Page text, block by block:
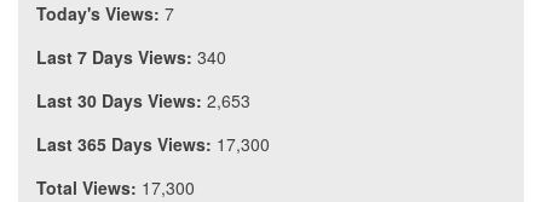
Today's Views: 7
Last 7 Days Views: 340
Last 30 Days Views: 2,653
Last 365 Days Views: 17,300
Total Views: 17,300